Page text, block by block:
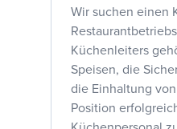
Wir suchen einen
Küchenleiters
Speisen, die
die Einhaltung
Position